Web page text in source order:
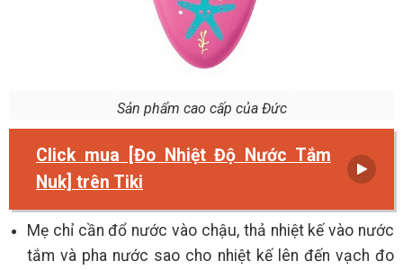
Sản phẩm cao cấp của Đức
Click mua [Đo Nhiệt Độ Nước Tắm
Nuk] trên Tiki
Mẹ chỉ cần đổ nước vào chậu, thả nhiệt kế vào nước
tắm và pha nước sao cho nhiệt kế lên đến vạch đo